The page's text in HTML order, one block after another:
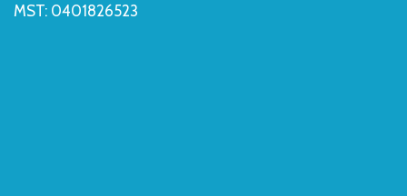
MST: 0401826523